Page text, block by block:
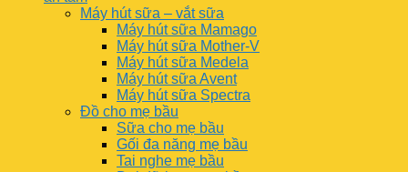
Máy hút sữa – vắt sữa
Máy hút sữa Mamago
Máy hút sữa Mother-V
Máy hút sữa Medela
Máy hút sữa Avent
Máy hút sữa Spectra
Đồ cho mẹ bầu
Sữa cho mẹ bầu
Gối đa năng mẹ bầu
Tai nghe mẹ bầu